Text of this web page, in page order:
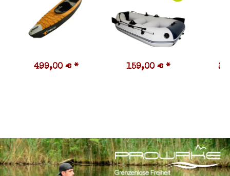
499,00 € * 159,00 € *